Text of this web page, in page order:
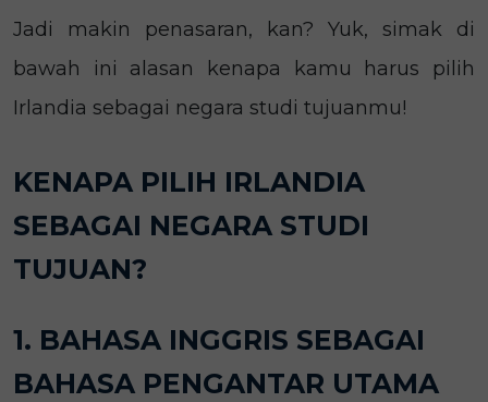
Jadi makin penasaran, kan? Yuk, simak di
bawah ini alasan kenapa kamu harus pilih
Irlandia sebagai negara studi tujuanmu!
KENAPA PILIH IRLANDIA
SEBAGAI NEGARA STUDI
TUJUAN?
1. BAHASA INGGRIS SEBAGAI
BAHASA PENGANTAR UTAMA